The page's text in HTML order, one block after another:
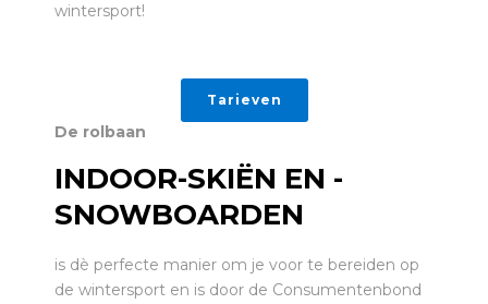
wintersport!
Tarieven
De rolbaan
INDOOR-SKIËN EN -
SNOWBOARDEN
is dè perfecte manier om je voor te bereiden op
de wintersport en is door de Consumentenbond